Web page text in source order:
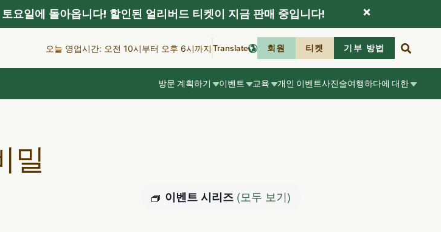
오늘 영업시간: 오전 10시부터 오후 6시까지 Translate 회원 티켓 기부 방법
방문 계획하기 이벤트 교육 개인 이벤트사진술여행하다에 대한
밀
이벤트 시리즈 (모두 보기)
요일에 돌아옵니다! 할인된 얼리버드 티켓이 지금 판매 중입니다!